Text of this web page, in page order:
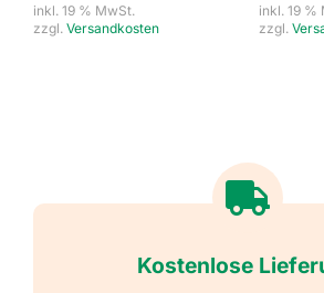
inkl. 19 % MwSt.
zzgl. Versandkosten
inkl. 19 %
zzgl.
Kostenlose